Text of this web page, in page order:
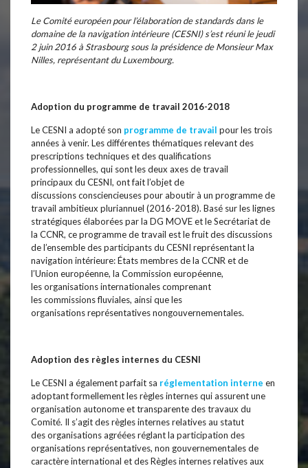
Le Comité européen pour l’élaboration de standards dans le
domaine de la navigation intérieure (CESNI) s’est réuni le jeudi
2 juin 2016 à Strasbourg sous la présidence de Monsieur Max
Nilles, représentant du Luxembourg.
Adoption du programme de travail 2016-2018
Le CESNI a adopté son programme de travail pour les trois
années à venir. Les différentes thématiques relevant des
prescriptions techniques et des qualifications
professionnelles, qui sont les deux axes de travail
principaux du CESNI, ont fait l’objet de
discussions consciencieuses pour aboutir à un programme de
travail ambitieux pluriannuel (2016-2018). Basé sur les lignes
stratégiques élaborées par la DG MOVE et le Secrétariat de
la CCNR, ce programme de travail est le fruit des discussions
de l’ensemble des participants du CESNI représentant la
navigation intérieure: États membres de la CCNR et de
l’Union européenne, la Commission européenne,
les organisations internationales comprenant
les commissions fluviales, ainsi que les
organisations représentatives nongouvernementales.
Adoption des règles internes du CESNI
Le CESNI a également parfait sa réglementation interne en
adoptant formellement les règles internes qui assurent une
organisation autonome et transparente des travaux du
Comité. Il s’agit des règles internes relatives au statut
des organisations agréées réglant la participation des
organisations représentatives, non gouvernementales de
caractère international et des Règles internes relatives aux